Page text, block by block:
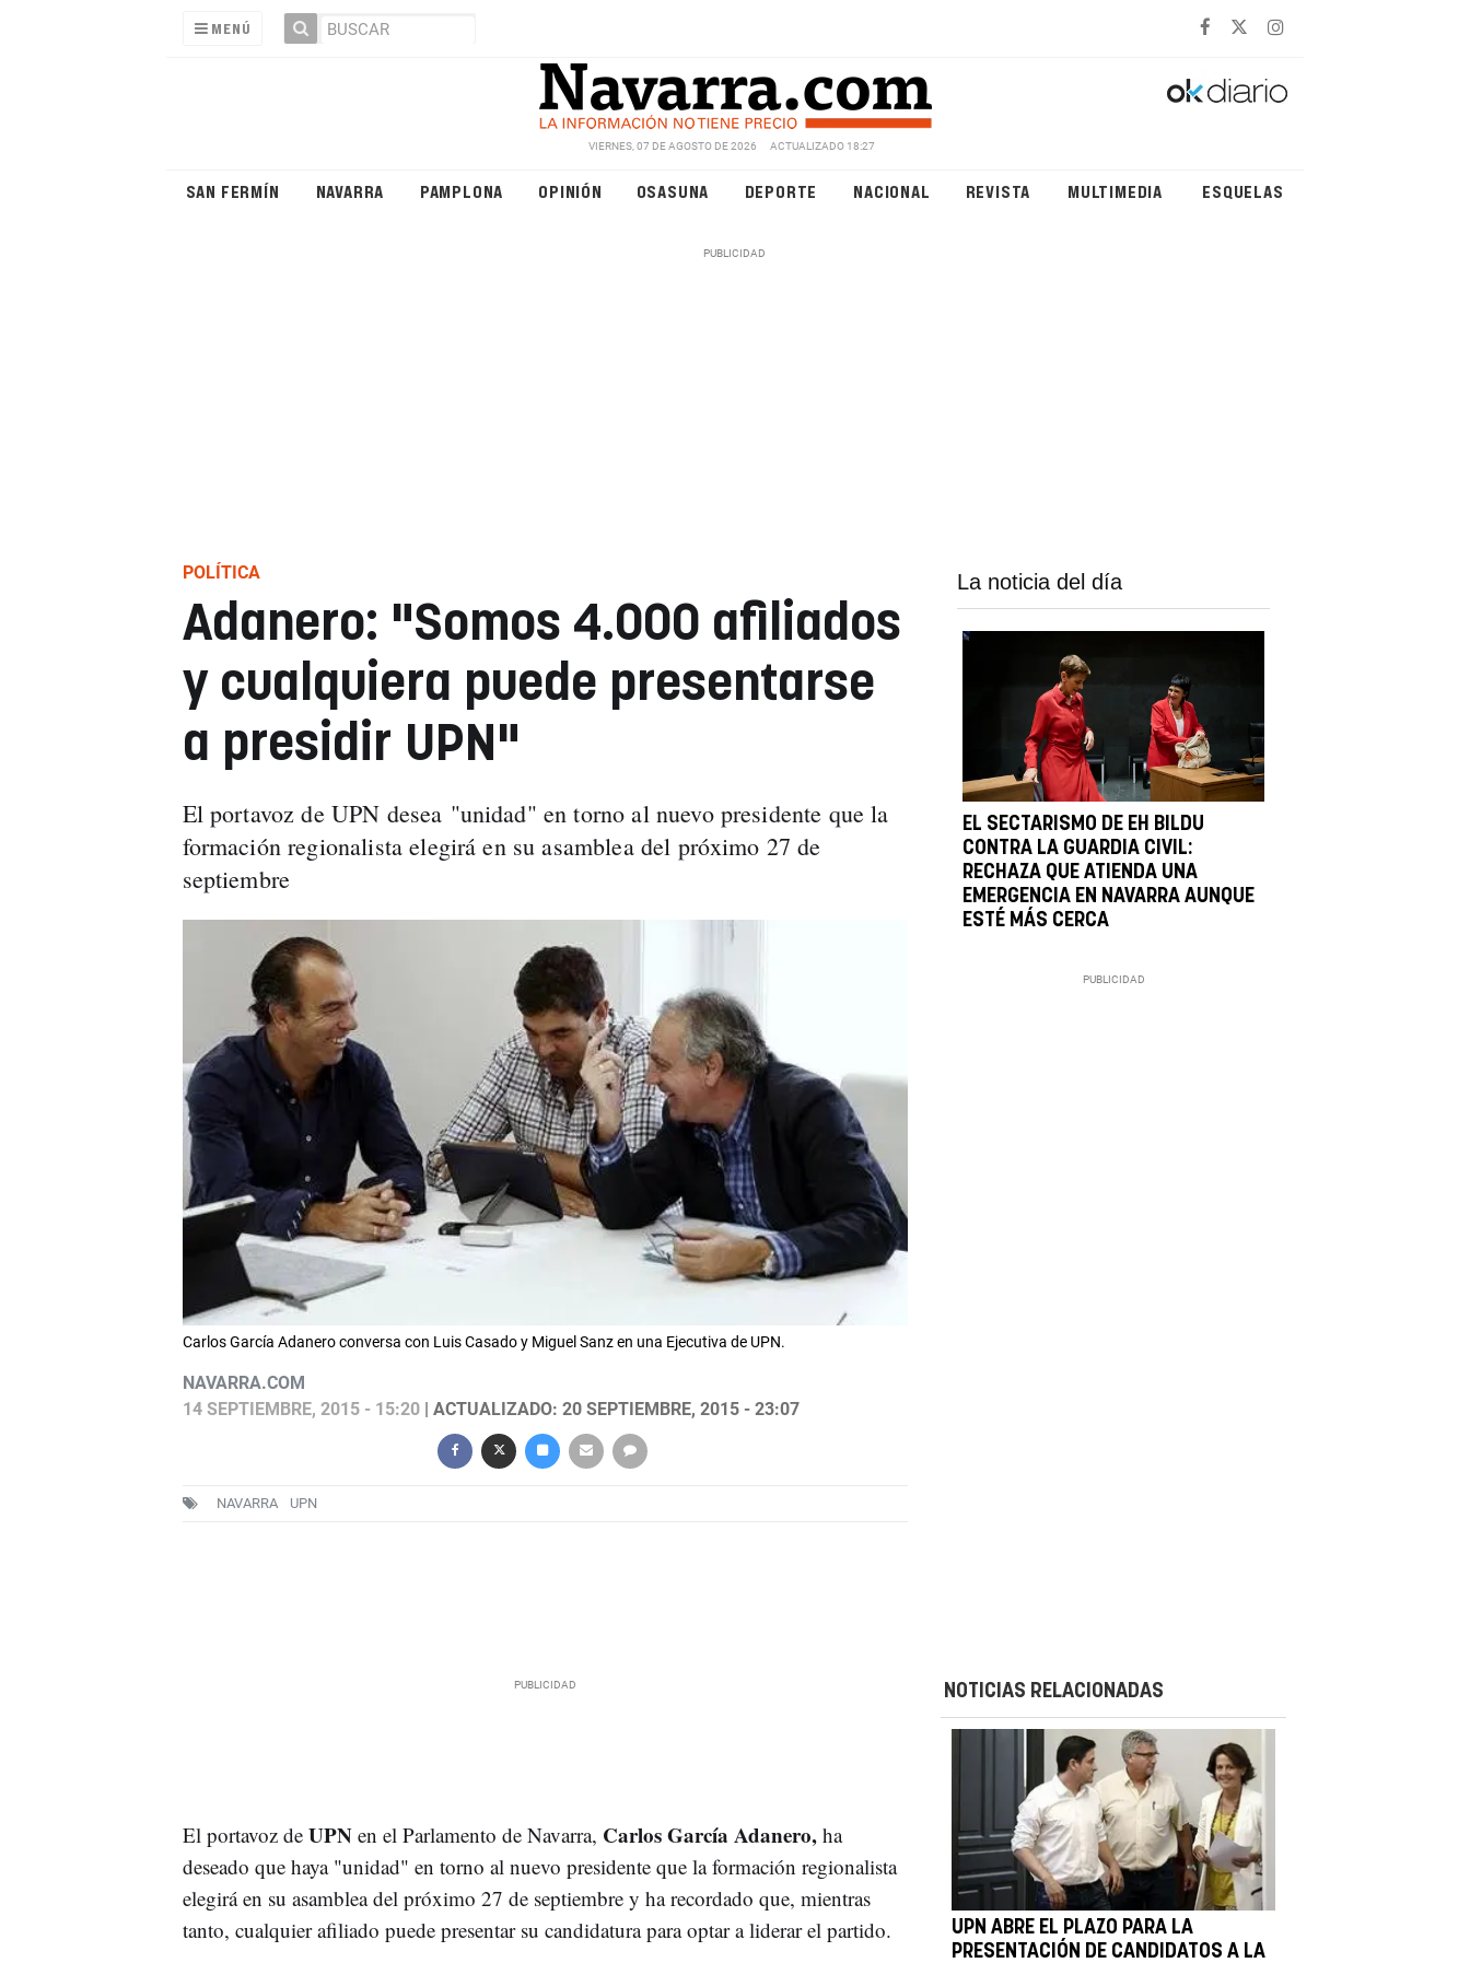
MENÚ
VIERNES, 07 DE AGOSTO DE 2026 ACTUALIZADO 18:27
SAN FERMÍN NAVARRA PAMPLONA OPINIÓN OSASUNA DEPORTE NACIONAL REVISTA MULTIMEDIA ESQUELAS
POLÍTICA
Adanero: "Somos 4.000 afiliados
y cualquiera puede presentarse
a presidir UPN"
El portavoz de UPN desea "unidad" en torno al nuevo presidente que la
formación regionalista elegirá en su asamblea del próximo 27 de
septiembre
Carlos García Adanero conversa con Luis Casado y Miguel Sanz en una Ejecutiva de UPN.
NAVARRA.COM
14 SEPTIEMBRE, 2015 - 15:20| ACTUALIZADO: 20 SEPTIEMBRE, 2015 - 23:07
NAVARRA UPN
La noticia del día
EL SECTARISMO DE EH BILDU
CONTRA LA GUARDIA CIVIL:
RECHAZA QUE ATIENDA UNA
EMERGENCIA EN NAVARRA AUNQUE
ESTÉ MÁS CERCA
El portavoz de UPN en el Parlamento de Navarra, Carlos García Adanero, ha
deseado que haya "unidad" en torno al nuevo presidente que la formación regionalista
elegirá en su asamblea del próximo 27 de septiembre y ha recordado que, mientras
tanto, cualquier afiliado puede presentar su candidatura para optar a liderar el partido.
NOTICIAS RELACIONADAS
UPN ABRE EL PLAZO PARA LA
PRESENTACIÓN DE CANDIDATOS A LA